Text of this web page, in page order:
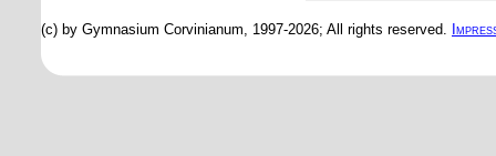
(c) by Gymnasium Corvinianum, 1997-2026; All rights reserved.